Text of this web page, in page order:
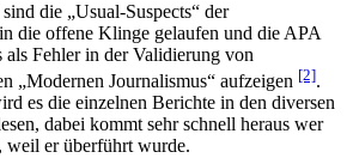
die „Usual-Suspects“ der
die offene Klinge gelaufen und die APA
als Fehler in der Validierung von
„Modernen Journalismus“ aufzeigen [2].
es die einzelnen Berichte in den diversen
dabei kommt sehr schnell heraus wer
weil er überführt wurde.